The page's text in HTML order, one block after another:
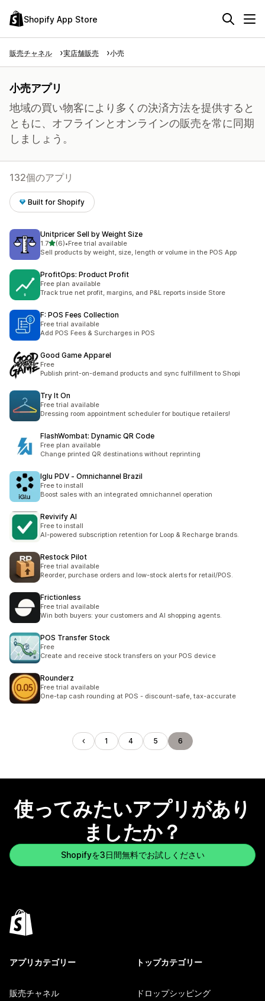
Shopify App Store
販売チャネル 実店舗販売 小売
小売アプリ
地域の買い物客により多くの決済方法を提供すると
ともに、オフラインとオンラインの販売を常に同期
しましょう。
132個のアプリ
Built for Shopify
Unitpricer Sell by Weight Size
1.75つ星中
(6)
合計レビュー数：6件
•Free trial available
Sell products by weight, size, length or volume in the POS App
ProfitOps: Product Profit
Free plan available
Track true net profit, margins, and P&L reports inside Store
F: POS Fees Collection
Free trial available
Add POS Fees & Surcharges in POS
Good Game Apparel
Free
Publish print-on-demand products and sync fulfillment to Shopi
Try It On
Free trial available
Dressing room appointment scheduler for boutique retailers!
FlashWombat: Dynamic QR Code
Free plan available
Change printed QR destinations without reprinting
Iglu PDV ‑ Omnichannel Brazil
Free to install
Boost sales with an integrated omnichannel operation
Revivify AI
Free to install
AI-powered subscription retention for Loop & Recharge brands.
Restock Pilot
Free trial available
Reorder, purchase orders and low-stock alerts for retail/POS.
Frictionless
Free trial available
Win both buyers: your customers and AI shopping agents.
POS Transfer Stock
Free
Create and receive stock transfers on your POS device
Rounderz
Free trial available
One-tap cash rounding at POS - discount-safe, tax-accurate
1 4 5 6
使ってみたいアプリがあり
ましたか？
Shopifyを3日間無料でお試しください
アプリカテゴリー
販売チャネル
トップカテゴリー
ドロップシッピング